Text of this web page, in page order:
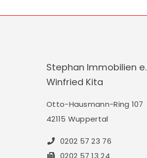
Stephan Immobilien
Winfried Kita
Otto-Hausmann-Ring 107
42115 Wuppertal
0202 57 23 76
0202 57 13 24